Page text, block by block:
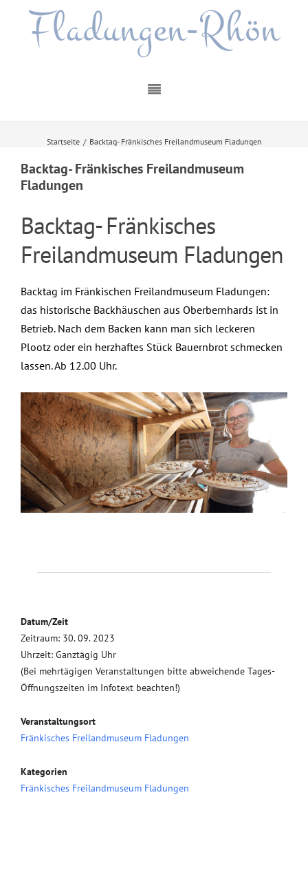
Fladungen-Rhön
Startseite / Backtag- Fränkisches Freilandmuseum Fladungen
Backtag- Fränkisches Freilandmuseum
Fladungen
Backtag- Fränkisches
Freilandmuseum Fladungen
Backtag im Fränkischen Freilandmuseum Fladungen:
das historische Backhäuschen aus Oberbernhards ist in
Betrieb. Nach dem Backen kann man sich leckeren
Plootz oder ein herzhaftes Stück Bauernbrot schmecken
lassen. Ab 12.00 Uhr.
Datum/Zeit
Zeitraum: 30. 09. 2023
Uhrzeit: Ganztägig Uhr
(Bei mehrtägigen Veranstaltungen bitte abweichende Tages-
Öffnungszeiten im Infotext beachten!)
Veranstaltungsort
Fränkisches Freilandmuseum Fladungen
Kategorien
Fränkisches Freilandmuseum Fladungen